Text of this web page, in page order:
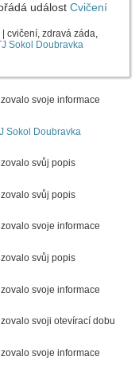
událost Cvičení
cvičení, zdravá záda,
Sokol Doubravka
svoje informace
Sokol Doubravka
svůj popis
svůj popis
svoje informace
svůj popis
svoje informace
svoji otevírací dobu
svoje informace